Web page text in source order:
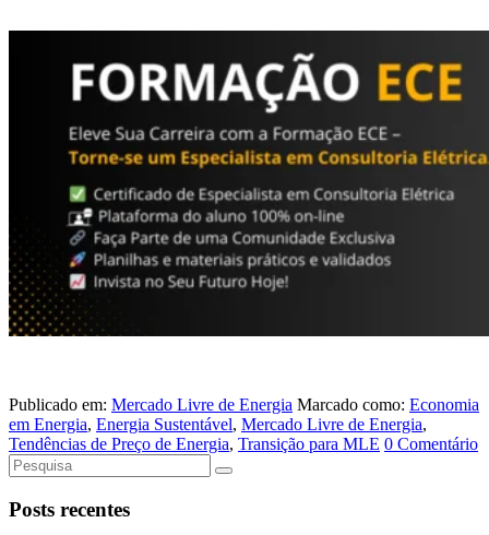
Publicado em: Mercado Livre de Energia Marcado como: Economia
em Energia, Energia Sustentável, Mercado Livre de Energia,
Tendências de Preço de Energia, Transição para MLE 0 Comentário
Posts recentes